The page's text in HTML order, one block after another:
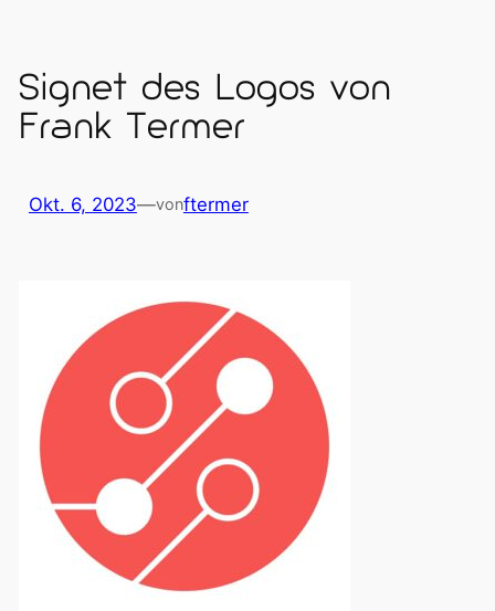
Signet des Logos von
Frank Termer
Okt. 6, 2023—vonftermer